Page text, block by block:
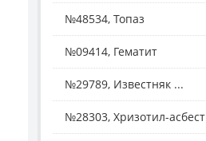
№48534, Топаз
№09414, Гематит
№29789, Известняк ...
№28303, Хризотил-асбест